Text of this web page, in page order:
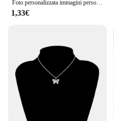
Foto personalizzata immagini personalizzate collana con ciondolo cabochon in vetro colore argento/bronzo/ciondolo in cristallo catene da 60cm
1,33€